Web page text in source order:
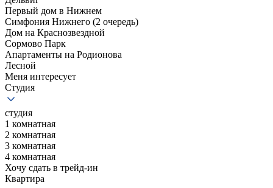
Первый дом в Нижнем
Симфония Нижнего (2 очередь)
Дом на Краснозвездной
Сормово Парк
Апартаменты на Родионова
Лесной
Меня интересует
Студия
студия
1 комнатная
2 комнатная
3 комнатная
4 комнатная
Хочу сдать в трейд-ин
Квартира